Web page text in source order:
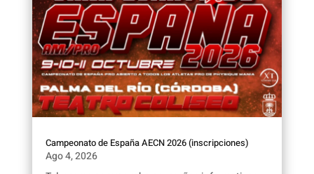
Campeonato de España AECN 2026 (inscripciones)
Ago 4, 2026